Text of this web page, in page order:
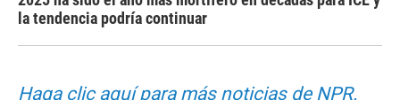
la tendencia podría continuar
Haga clic aquí para más noticias de NPR.